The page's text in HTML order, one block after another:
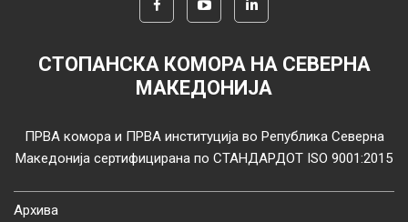
СТОПАНСКА КОМОРА НА СЕВЕРНА
МАКЕДОНИЈА
ПРВА комора и ПРВА институција во Република Северна
Македонија сертифицирана по СТАНДАРДОТ ISO 9001:2015
Архива